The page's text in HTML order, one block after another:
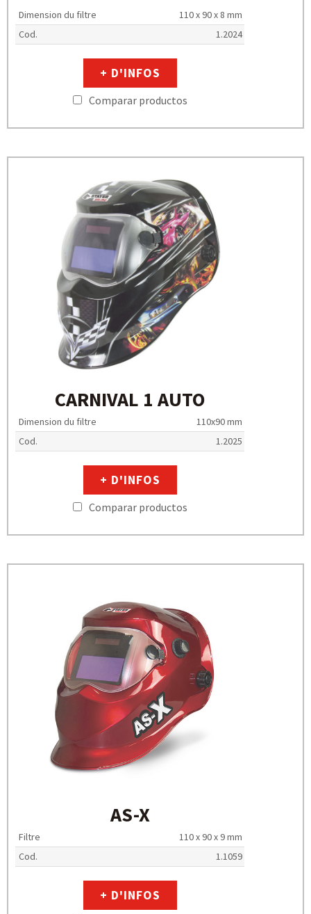
Dimension du filtre
110 x 90 x 8 mm
Cod.
1.2024
+ D'INFOS
Comparar productos
CARNIVAL 1 AUTO
Dimension du filtre
110x90 mm
Cod.
1.2025
+ D'INFOS
Comparar productos
AS-X
Filtre
110 x 90 x 9 mm
Cod.
1.1059
+ D'INFOS